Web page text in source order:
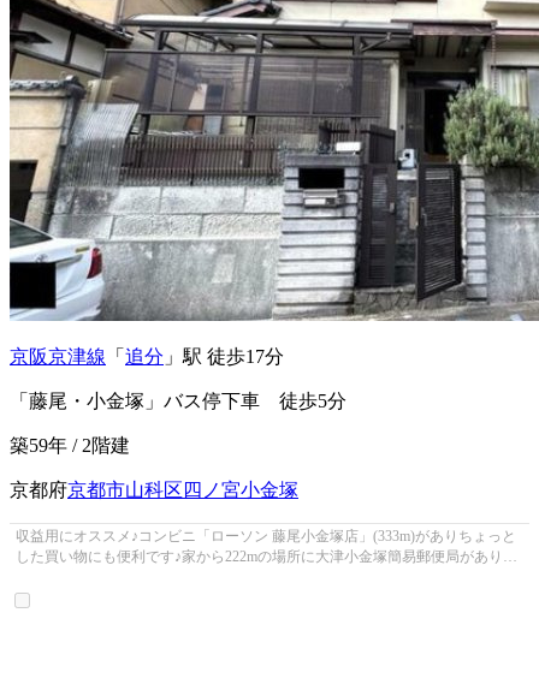
348 万円
2K
建物面積：-（-）
土地面積：-（-）
京阪京津線 「 追分 」駅 徒歩17分
「藤尾・小金塚」バス停下車 徒歩5分
築59年 / 2階建
京都府京都市山科区 四ノ宮小金塚
収益用にオススメ♪コンビニ「ローソン 藤尾小金塚店」(333m)がありちょっと
した買い物にも便利です♪家から222mの場所に大津小金塚簡易郵便局がありま